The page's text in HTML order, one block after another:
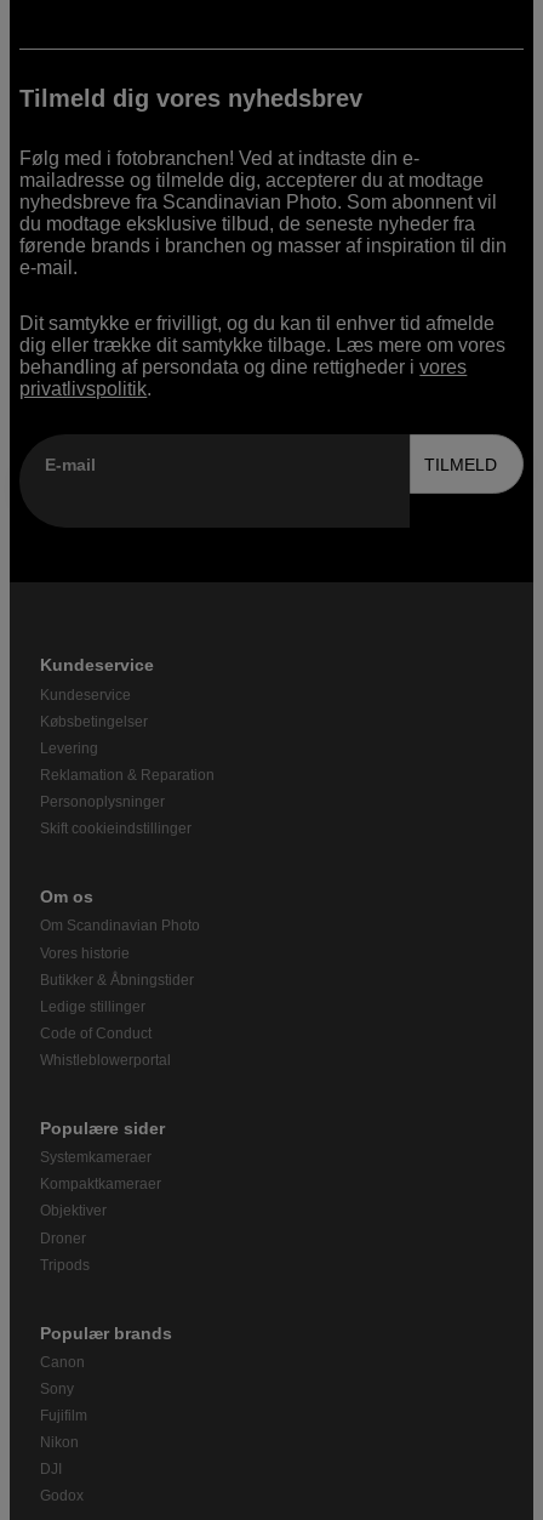
Tilmeld dig vores nyhedsbrev
Følg med i fotobranchen! Ved at indtaste din e-
mailadresse og tilmelde dig, accepterer du at modtage
nyhedsbreve fra Scandinavian Photo. Som abonnent vil
du modtage eksklusive tilbud, de seneste nyheder fra
førende brands i branchen og masser af inspiration til din
e-mail.
Dit samtykke er frivilligt, og du kan til enhver tid afmelde
dig eller trække dit samtykke tilbage. Læs mere om vores
behandling af persondata og dine rettigheder ivores
privatlivspolitik.
E-mail TILMELD
Kundeservice
Kundeservice
Købsbetingelser
Levering
Reklamation & Reparation
Personoplysninger
Skift cookieindstillinger
Om os
Om Scandinavian Photo
Vores historie
Butikker & Åbningstider
Ledige stillinger
Code of Conduct
Whistleblowerportal
Populære sider
Systemkameraer
Kompaktkameraer
Objektiver
Droner
Tripods
Populær brands
Canon
Sony
Fujifilm
Nikon
DJI
Godox